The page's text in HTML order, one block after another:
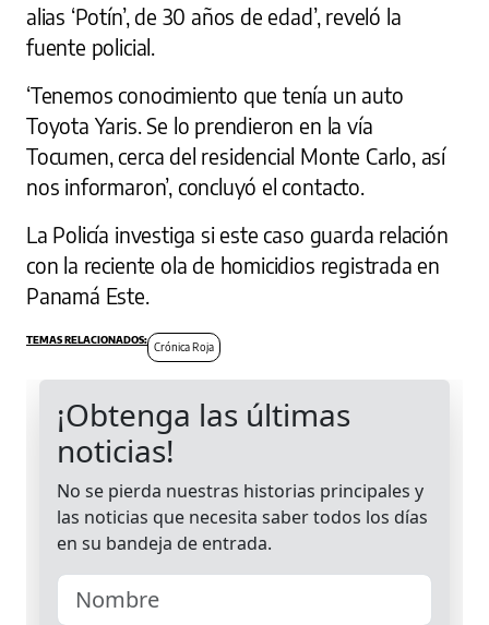
alias ‘Potín’, de 30 años de edad’, reveló la
fuente policial.
‘Tenemos conocimiento que tenía un auto
Toyota Yaris. Se lo prendieron en la vía
Tocumen, cerca del residencial Monte Carlo, así
nos informaron’, concluyó el contacto.
La Policía investiga si este caso guarda relación
con la reciente ola de homicidios registrada en
Panamá Este.
Crónica Roja